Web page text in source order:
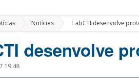
Notícias » LabCTI desenvolve
desenvolve
19:48